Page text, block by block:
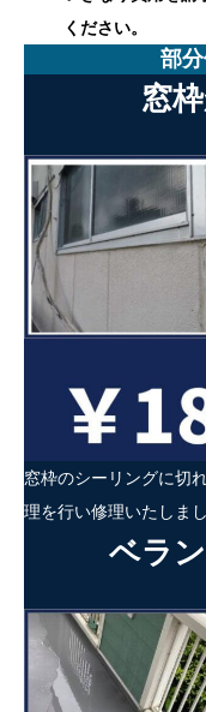
ください。
部
窓
窓枠のシーリングに切
理を行い修理いたしまし
ベラ